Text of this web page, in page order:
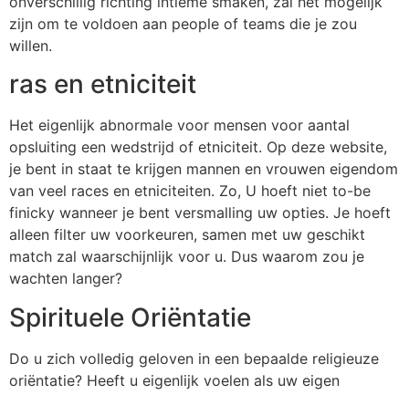
zijn om te voldoen aan people of teams die je zou
willen.
ras en etniciteit
Het eigenlijk abnormale voor mensen voor aantal
opsluiting een wedstrijd of etniciteit. Op deze website,
je bent in staat te krijgen mannen en vrouwen eigendom
van veel races en etniciteiten. Zo, U hoeft niet to-be
finicky wanneer je bent versmalling uw opties. Je hoeft
alleen filter uw voorkeuren, samen met uw geschikt
match zal waarschijnlijk voor u. Dus waarom zou je
wachten langer?
Spirituele Oriëntatie
Do u zich volledig geloven in een bepaalde religieuze
oriëntatie? Heeft u eigenlijk voelen als uw eigen